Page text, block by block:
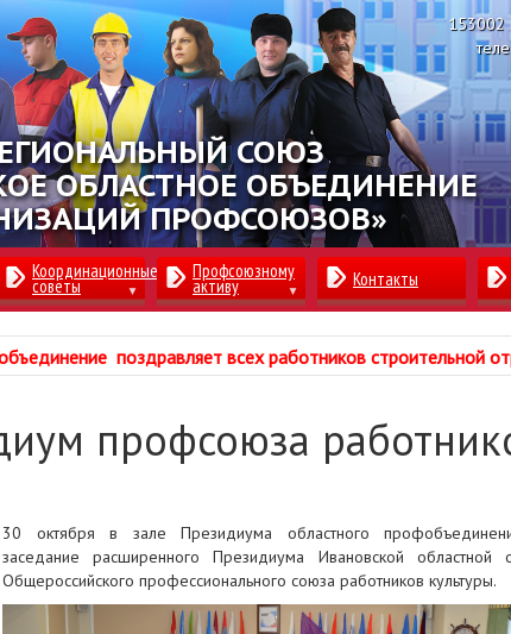
СОЮЗ
ОБЛАСТНОЕ ОБЪЕДИНЕНИЕ
ПРОФСОЮЗОВ»
153002
Координационные
советы
Профсоюзному
активу Контакты
поздравляет всех работников строительной
профсоюза
30 октября в зале Президиума областного
заседание расширенного Президиума Ивановской областной
Общероссийского профессионального союза работников культуры.